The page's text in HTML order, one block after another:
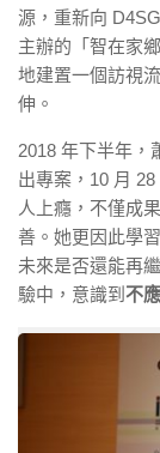
源，重新向
主辦的「智在家
地建置一個訪視
伸。
2018 年下半年，
出專案，10 月
人上癮，不僅成
善。她更因此學
未來是否還能再
驗中，意識到 不